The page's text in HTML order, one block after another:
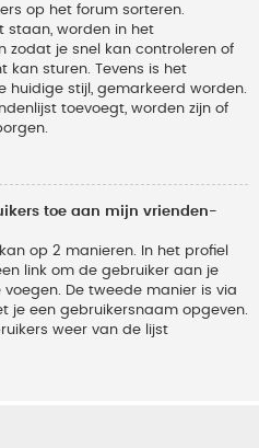
op het forum sorteren.
staan, worden in het
zodat je snel kan controleren of
kan sturen. Tevens is het
huidige stijl, gemarkeerd worden.
toevoegt, worden zijn of
toe aan mijn vrienden-
op 2 manieren. In het profiel
link om de gebruiker aan je
De tweede manier is via
je een gebruikersnaam opgeven.
weer van de lijst